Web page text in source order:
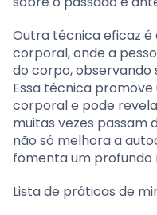
Outra técnica eficaz
corporal, onde a
do corpo, observando
Essa técnica
corporal e pode
muitas vezes passam
não só melhora a
fomenta um
Lista de práticas de